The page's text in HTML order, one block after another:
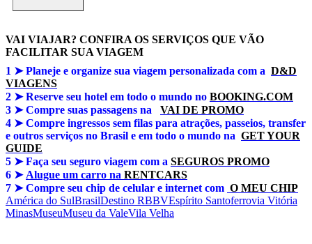
VAI VIAJAR? CONFIRA OS SERVIÇOS QUE VÃO
FACILITAR SUA VIAGEM
1 ➤Planeje e organize sua viagem personalizada com a D&D
VIAGENS
2 ➤ Reserve seu hotel em todo o mundo no BOOKING.COM
3 ➤Compre suas passagens na
VAI DE PROMO
4 ➤Compre ingressos sem filas para atrações, passeios, transfer
e outros serviços no Brasil e em todo o mundo na GET YOUR
GUIDE
5 ➤Faça seu seguro viagem com a SEGUROS PROMO
6 ➤ Alugue um carro na RENTCARS
7 ➤Compre seu chip de celular e internet com O MEU CHIP
América do SulBrasilDestino RBBVEspírito Santoferrovia Vitória
MinasMuseuMuseu da ValeVila Velha